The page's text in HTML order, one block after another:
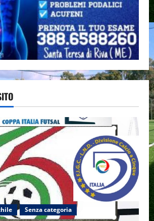
Senza categoria